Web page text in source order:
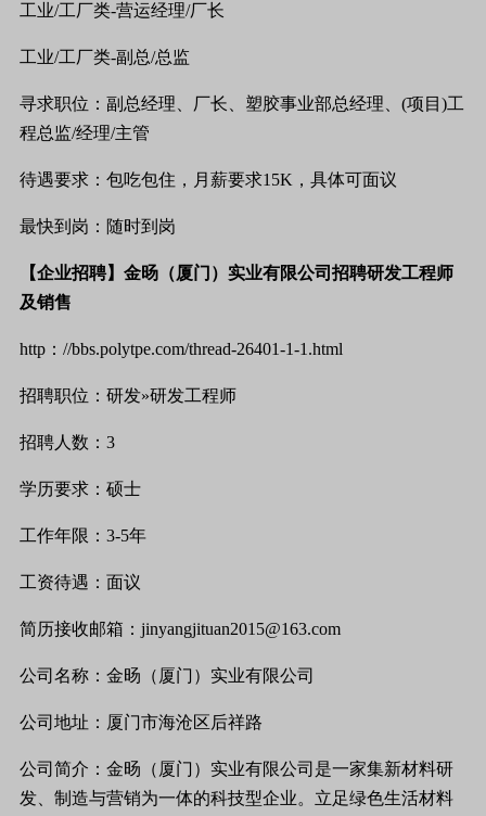
工业/工厂类-营运经理/厂长
工业/工厂类-副总/总监
寻求职位：副总经理、厂长、塑胶事业部总经理、 (项目 )工
程总监/经理/主管
待遇要求：包吃包住，月薪要求15K ，具体可面议
最快到岗：随时到岗
【企业招聘】金旸（厦门）实业有限公司招聘研发工程师
及销售
http ： //bbs.polytpe.com/thread-26401-1-1.html
招聘职位：研发»研发工程师
招聘人数： 3
学历要求：硕士
工作年限： 3-5年
工资待遇：面议
简历接收邮箱： jinyangjituan2015@163.com
公司名称：金旸（厦门）实业有限公司
公司地址：厦门市海沧区后祥路
公司简介：金旸（厦门）实业有限公司是一家集新材料研
发、制造与营销为一体的科技型企业。立足绿色生活材料